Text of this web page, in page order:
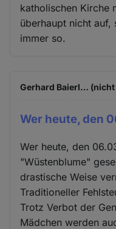
katholischen Kirche
überhaupt nicht
immer so.
Gerhard Baierl…
Wer heute, den
Wer heute, den
"Wüstenblume"
drastische Weise
Traditioneller
Trotz Verbot der
Mädchen werden